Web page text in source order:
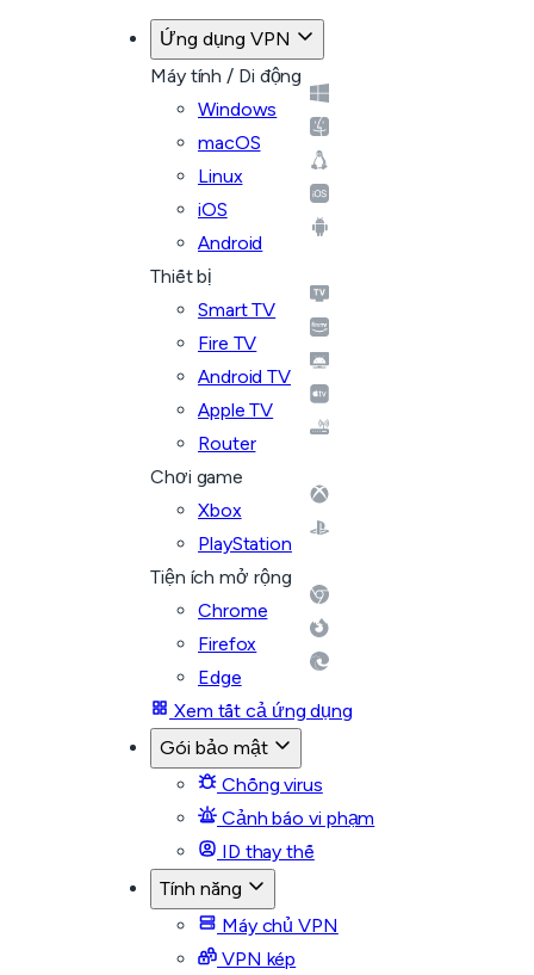
Ứng dụng VPN
Máy tính / Di động
Windows
macOS
Linux
iOS
Android
Thiết bị
Smart TV
Fire TV
Android TV
Apple TV
Router
Chơi game
Xbox
PlayStation
Tiện ích mở rộng
Chrome
Firefox
Edge
Xem tất cả ứng dụng
Gói bảo mật
Chống virus
Cảnh báo vi phạm
ID thay thế
Tính năng
Máy chủ VPN
VPN kép